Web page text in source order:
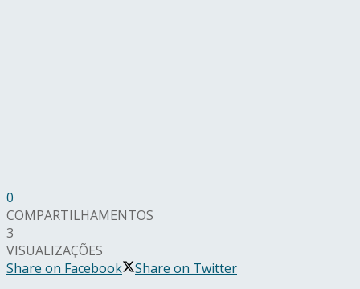
0
COMPARTILHAMENTOS
3
VISUALIZAÇÕES
Share on Facebook
Share on Twitter